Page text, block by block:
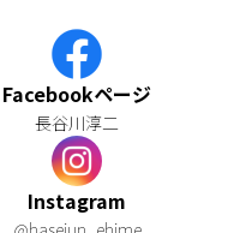
Facebookページ
長谷川淳二
Instagram